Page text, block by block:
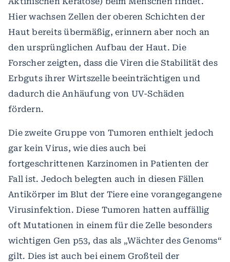
Hier wachsen Zellen der oberen Schichten der
Haut bereits übermäßig, erinnern aber noch an
den ursprünglichen Aufbau der Haut. Die
Forscher zeigten, dass die Viren die Stabilität des
Erbguts ihrer Wirtszelle beeinträchtigen und
dadurch die Anhäufung von UV-Schäden
fördern.
Die zweite Gruppe von Tumoren enthielt jedoch
gar kein Virus, wie dies auch bei
fortgeschrittenen Karzinomen in Patienten der
Fall ist. Jedoch belegten auch in diesen Fällen
Antikörper im Blut der Tiere eine vorangegangene
Virusinfektion. Diese Tumoren hatten auffällig
oft Mutationen in einem für die Zelle besonders
wichtigen Gen p53, das als „Wächter des Genoms“
gilt. Dies ist auch bei einem Großteil der